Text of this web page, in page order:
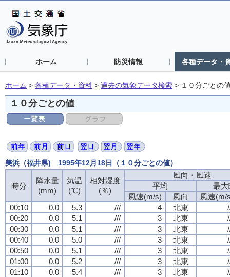
ホーム 防災情報 各種データ・
ホーム > 各種データ・資料 > 過去の気象データ検索 > １０分ごとの
１０分ごとの値
美浜（福井県) 1995年12月18日（１０分ごとの値）
時分
降水量
(mm)
気温
(℃)
相対湿度
(％)
風向・風速
平均
最大
風速(m/s)
風向
風速(m/
00:10
0.0 5.3 /// 4 北東
00:20
0.0 5.1 /// 3 北東
00:30
0.0 5.1 /// 3 北東
00:40
0.0 5.0 /// 3 北東
00:50
0.0 5.1 /// 3 北東
01:00
0.0 5.2 /// 3 北東
01:10
0.0 5.4 /// 3 北東